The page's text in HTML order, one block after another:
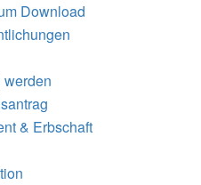
Download
werden
& Erbschaft